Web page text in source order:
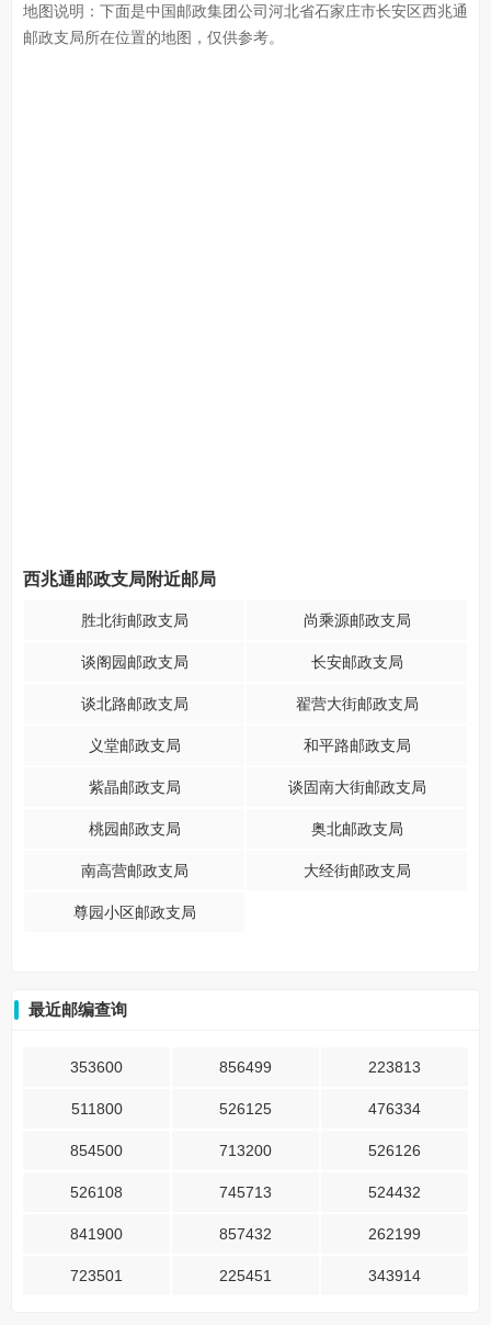
地图说明：下面是中国邮政集团公司河北省石家庄市长安区西兆通
邮政支局所在位置的地图，仅供参考。
西兆通邮政支局附近邮局
胜北街邮政支局 尚乘源邮政支局
谈阁园邮政支局 长安邮政支局
谈北路邮政支局 翟营大街邮政支局
义堂邮政支局 和平路邮政支局
紫晶邮政支局 谈固南大街邮政支局
桃园邮政支局 奥北邮政支局
南高营邮政支局 大经街邮政支局
尊园小区邮政支局
最近邮编查询
353600 856499 223813
511800 526125 476334
854500 713200 526126
526108 745713 524432
841900 857432 262199
723501 225451 343914